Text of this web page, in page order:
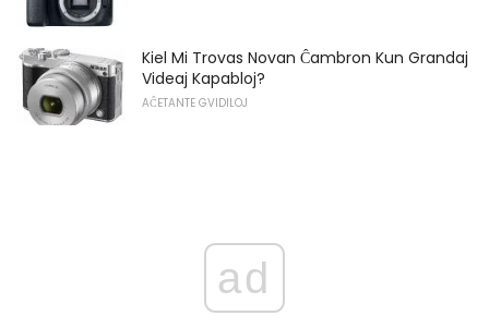
Kiel Mi Trovas Novan Ĉambron Kun Grandaj
Videaj Kapabloj?
AĈETANTE GVIDILOJ
ad